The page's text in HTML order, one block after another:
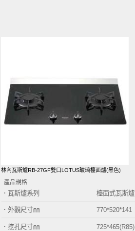
林內瓦斯爐RB-27GF雙口LOTUS玻璃檯面爐(黑色)
產品規格
．瓦斯爐系列 檯面式瓦斯爐
．外觀尺寸㎜ 770*520*141
．挖孔尺寸㎜ 725*465(R85)